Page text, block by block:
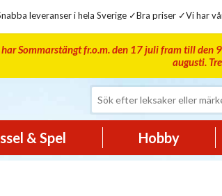
leveranser i hela Sverige ✓Bra priser ✓Vi har
Sommarstängt fr.o.m. den 17 juli fram till den
augusti.
& Spel Hobby